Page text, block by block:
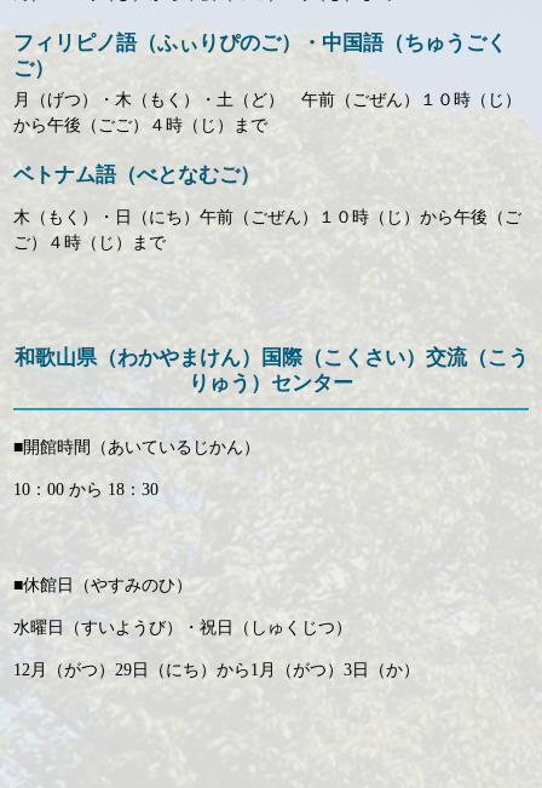
フィリピノ語（ふぃりぴのご）・中国語（ちゅうごく
ご）
月（げつ）・木（もく）・土（ど） 午前（ごぜん）１０時（じ）
から午後（ごご）４時（じ）まで
ベトナム語（べとなむご）
木（もく）・日（にち）午前（ごぜん）１０時（じ）から午後（ご
ご）４時（じ）まで
和歌山県（わかやまけん）国際（こくさい）交流（こう
りゅう）センター
■開館時間（あいているじかん）
10：00 から 18：30
■休館日（やすみのひ）
水曜日（すいようび）・祝日（しゅくじつ）
12月（がつ）29日（にち）から1月（がつ）3日（か）